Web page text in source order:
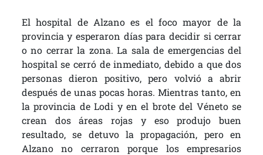
El hospital de Alzano es el foco mayor de la
provincia y esperaron días para decidir si cerrar
o no cerrar la zona. La sala de emergencias del
hospital se cerró de inmediato, debido a que dos
personas dieron positivo, pero volvió a abrir
después de unas pocas horas. Mientras tanto, en
la provincia de Lodi y en el brote del Véneto se
crean dos áreas rojas y eso produjo buen
resultado, se detuvo la propagación, pero en
Alzano no cerraron porque los empresarios